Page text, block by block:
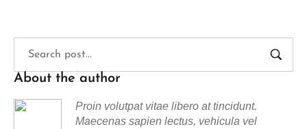
About the author
Proin volutpat vitae libero at tincidunt.
Maecenas sapien lectus, vehicula vel